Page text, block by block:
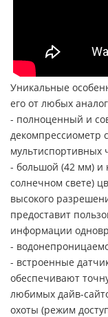
Уникальные
его от любых
- полноценный и
декомпрессиометр
мультиспортивных
- большой (42 мм) и
солнечном свете)
высокого
предоставит
информации
-
- встроенные
обеспечивают
любимых дайв-
охоты (режим